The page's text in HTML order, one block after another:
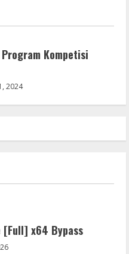
Cracked Rune Release
Program Kompetisi
2024
[Full] x64 Bypass